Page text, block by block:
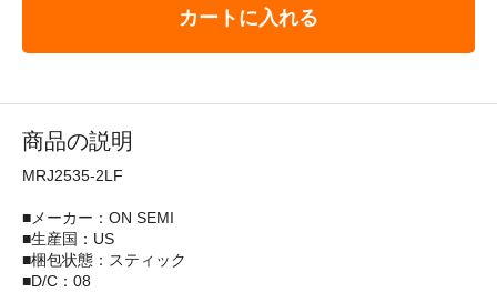
カートに入れる
商品の説明
MRJ2535-2LF
■メーカー：ON SEMI
■生産国：US
■梱包状態：スティック
■D/C：08